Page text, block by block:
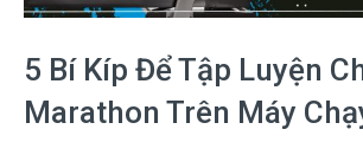
5 Bí Kíp Để Tập Luyện
Marathon Trên Máy